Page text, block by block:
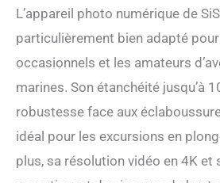
parc
une
poussière
prendre
toute
dans des
extrêmes
photos
L’appareil photo numérique de
particulièrement bien adapté
occasionnels et les amateurs
marines. Son étanchéité jusqu’à
robustesse face aux
idéal pour les excursions en
plus, sa résolution vidéo en 4K et